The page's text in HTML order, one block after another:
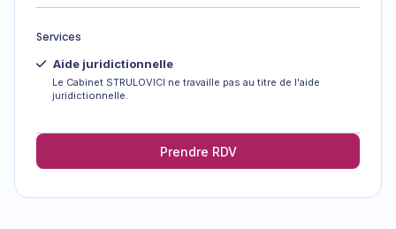
Services
Aide juridictionnelle
Le Cabinet STRULOVICI ne travaille pas au titre de l'aide
juridictionnelle.
Prendre RDV